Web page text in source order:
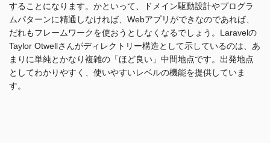
することになります。かといって、ドメイン駆動設計やプログラ
ムパターンに精通しなければ、Webアプリができなのであれば、
だれもフレームワークを使おうとしなくなるでしょう。Laravelの
Taylor Otwellさんがディレクトリー構造として示しているのは、あ
まりに単純とかなり複雑の「ほど良い」中間地点です。出発地点
としてわかりやすく、使いやすいレベルの機能を提供していま
す。